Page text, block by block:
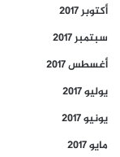
أكتوبر 2017
سبتمبر 2017
أغسطس 2017
يوليو 2017
يونيو 2017
مايو 2017